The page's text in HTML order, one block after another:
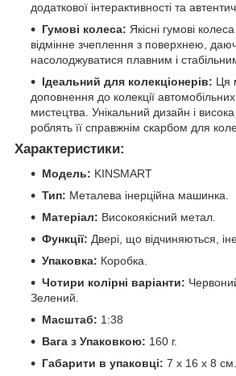
додаткової інтерактивності та
Гумові колеса: Якісні гумові
відмінне зчеплення з поверхнею,
насолоджуватися плавним і
Ідеальний для колекціонерів: Ця
доповнення до колекції автомобільних
мистецтва. Унікальний дизайн і
роблять її справжнім скарбом для
Характеристики:
Модель: KINSMART
Тип: Металева інерційна машинка.
Матеріал: Високоякісний метал.
Функції: Двері, що відчиняються,
Упаковка: Коробка.
Чотири колірні варіанти:
Зелений.
Масштаб: 1:38
Вага з Упаковкою: 160 г.
Габарити в упаковці: 7 x 16 x 8 см.